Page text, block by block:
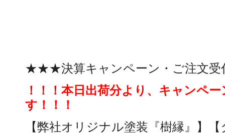
★★★決算キャンペーン・ご注文
！！！本日出荷分より、キャンペ
す！！！
【弊社オリジナル塗装『樹縁』】